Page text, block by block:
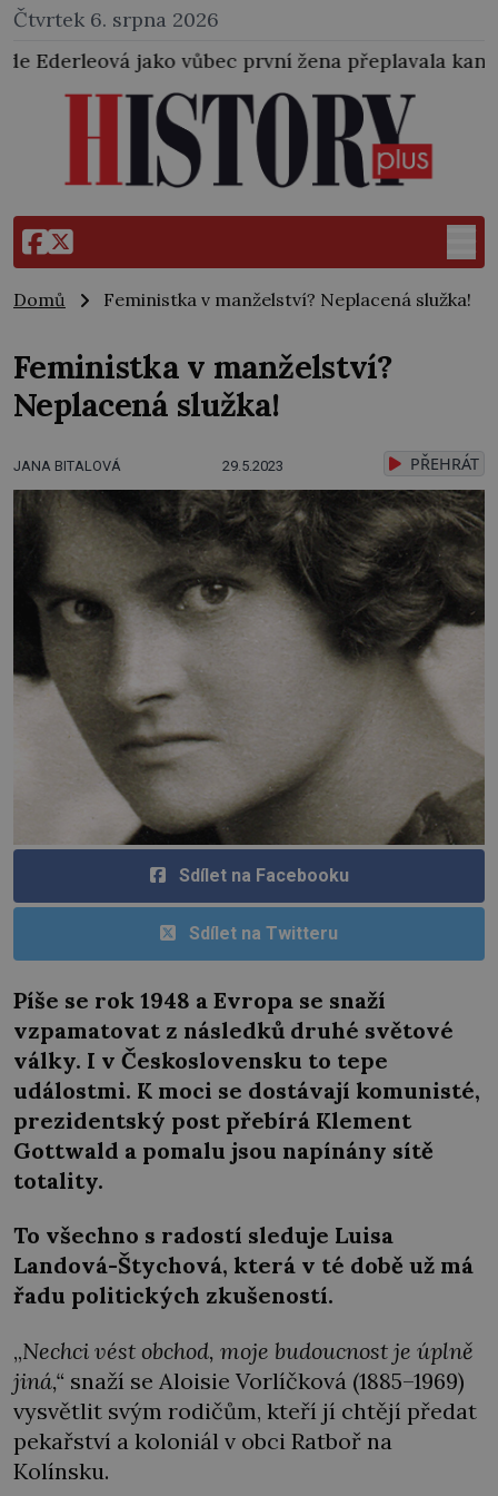
Čtvrtek 6. srpna 2026
první žena přeplavala kanál La Manche.
Domů Feministka v manželství? Neplacená služka!
Feministka v manželství?
Neplacená služka!
JANA BITALOVÁ 29.5.2023 PŘEHRÁT
Sdílet na Facebooku
Sdílet na Twitteru
Píše se rok 1948 a Evropa se snaží
vzpamatovat z následků druhé světové
války. I v Československu to tepe
událostmi. K moci se dostávají komunisté,
prezidentský post přebírá Klement
Gottwald a pomalu jsou napínány sítě
totality.
To všechno s radostí sleduje Luisa
Landová-Štychová, která v té době už má
řadu politických zkušeností.
„Nechci vést obchod, moje budoucnost je úplně
jiná,“ snaží se Aloisie Vorlíčková (1885–1969)
vysvětlit svým rodičům, kteří jí chtějí předat
pekařství a koloniál v obci Ratboř na
Kolínsku.